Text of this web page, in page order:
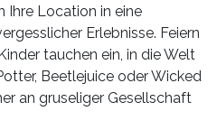
Ihre Location in eine
Erlebnisse. Feiern
tauchen ein, in die Welt
Beetlejuice oder Wicked
an gruseliger Gesellschaft